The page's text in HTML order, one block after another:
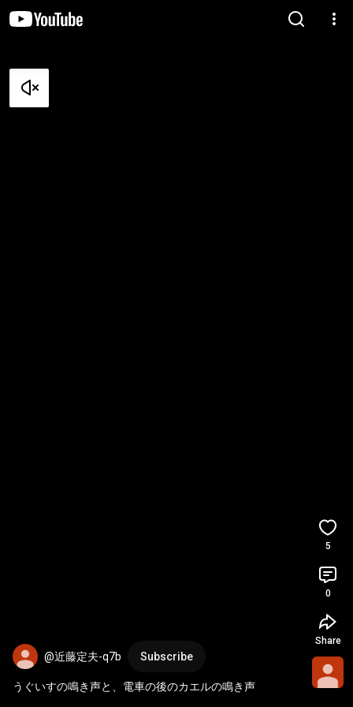
@近藤定夫-q7b Subscribe
うぐいすの鳴き声と、電車の後のカエルの鳴き声
5
0
Share